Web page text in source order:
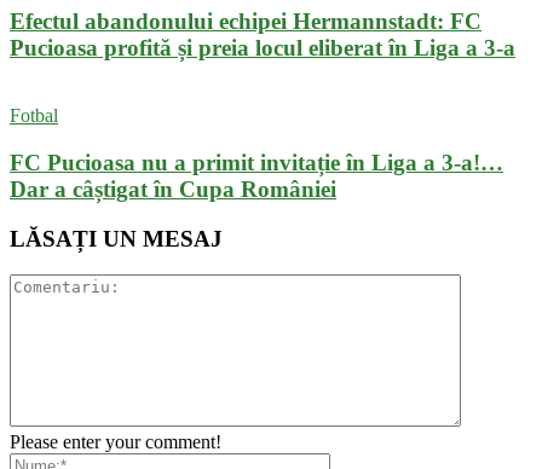
Efectul abandonului echipei Hermannstadt: FC
Pucioasa profită și preia locul eliberat în Liga a 3-a
Fotbal
FC Pucioasa nu a primit invitație în Liga a 3-a!…
Dar a câștigat în Cupa României
LĂSAȚI UN MESAJ
Please enter your comment!